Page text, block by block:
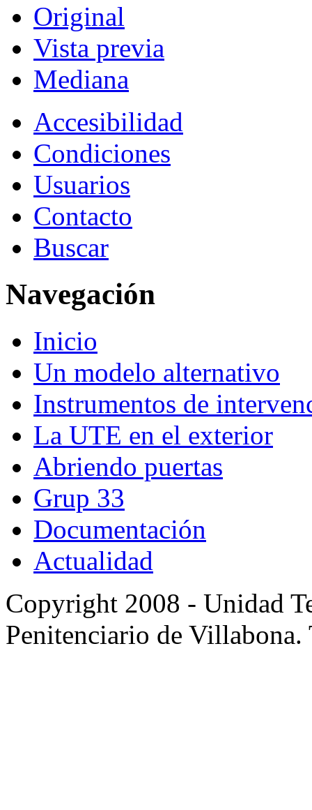
Original
Vista previa
Mediana
Accesibilidad
Condiciones
Usuarios
Contacto
Buscar
Navegación
Inicio
Un modelo alternativo
Instrumentos de
La UTE en el exterior
Abriendo puertas
Grup 33
Documentación
Actualidad
Copyright 2008 - Unidad
Penitenciario de Villabona.